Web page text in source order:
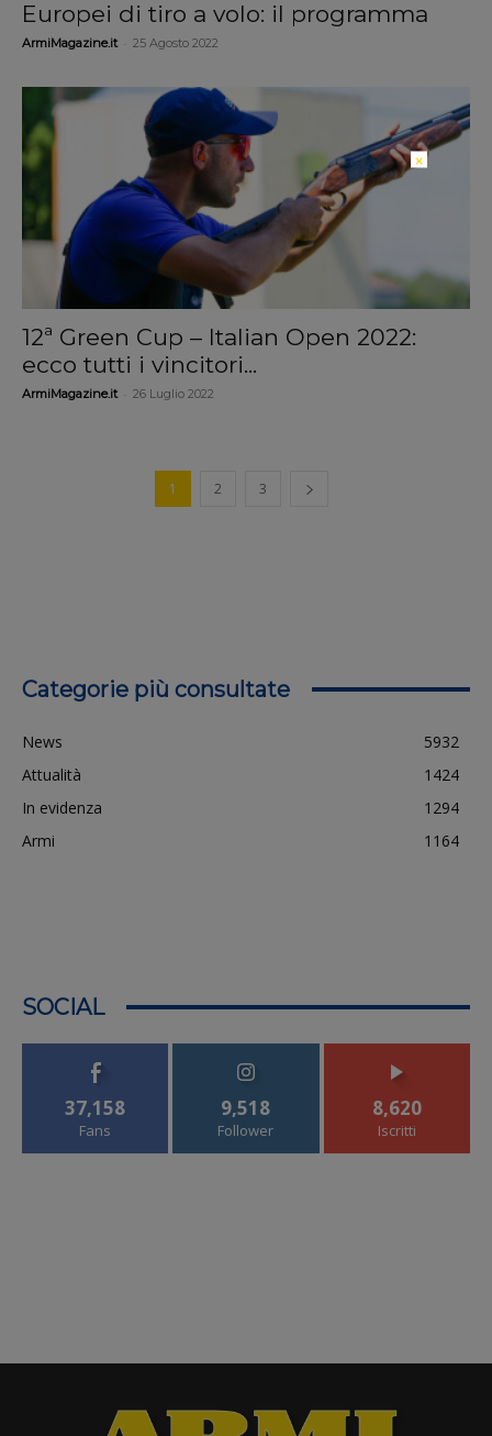
Europei di tiro a volo: il programma
ArmiMagazine.it 25 Agosto 2022
12ª Green Cup – Italian Open 2022:
ecco tutti i vincitori...
ArmiMagazine.it 26 Luglio 2022
1 2 3
Categorie più consultate
News
5932
Attualità
1424
In evidenza
1294
Armi
1164
SOCIAL
37,158
Fans
9,518
Follower
8,620
Iscritti
×